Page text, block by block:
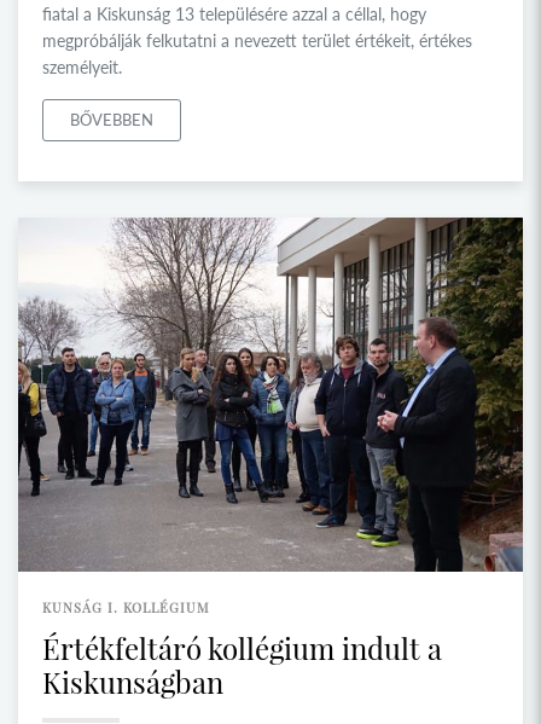
fiatal a Kiskunság 13 településére azzal a céllal, hogy
megpróbálják felkutatni a nevezett terület értékeit, értékes
személyeit.
BŐVEBBEN
KUNSÁG I. KOLLÉGIUM
Értékfeltáró kollégium indult a
Kiskunságban